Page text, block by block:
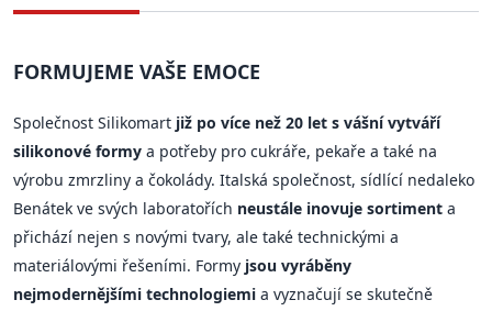
FORMUJEME VAŠE EMOCE
Společnost Silikomart již po více než 20 let s vášní vytváří
silikonové formy a potřeby pro cukráře, pekaře a také na
výrobu zmrzliny a čokolády. Italská společnost, sídlící nedaleko
Benátek ve svých laboratořích neustále inovuje sortiment a
přichází nejen s novými tvary, ale také technickými a
materiálovými řešeními. Formy jsou vyráběny
nejmodernějšími technologiemi a vyznačují se skutečně